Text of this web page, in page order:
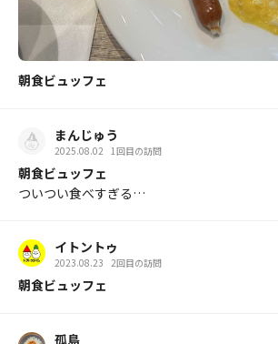
朝食ビュッフェ
まんじゅう
2025.08.02 1回目の訪問
朝食ビュッフェ
ついつい食べすぎる…
イトントゥ
2023.08.23 2回目の訪問
朝食ビュッフェ
孤島